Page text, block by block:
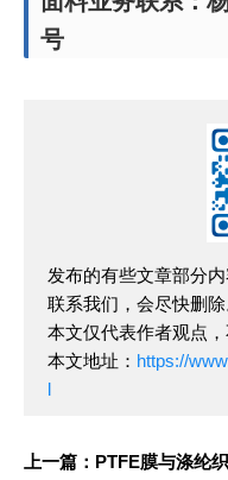
号
发布的有些文章部分
联系我们，会尽快删除
本文仅代表作者观点，
本文地址： https://
l
上一篇：PTFE膜与涤纶